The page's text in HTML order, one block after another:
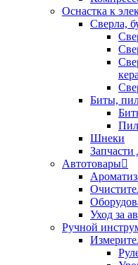
Оснастка к
Сверла,
Биты,
Шнеки
Запчасти
Автотовары
Уход за
Ручной